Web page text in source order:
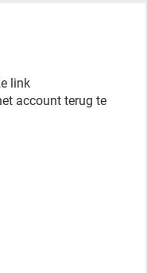
link
account terug te